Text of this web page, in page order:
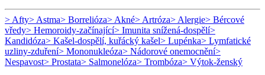
> Afty> Astma> Borrelióza> Akné> Artróza> Alergie> Bércové
vředy> Hemoroidy-začínající> Imunita snížená-dospělí>
Kandidóza> Kašel-dospělí, kuřácký kašel> Lupénka> Lymfatické
uzliny-zduření> Mononukleóza> Nádorové onemocnění>
Nespavost> Prostata> Salmonelóza> Trombóza> Výtok-ženský